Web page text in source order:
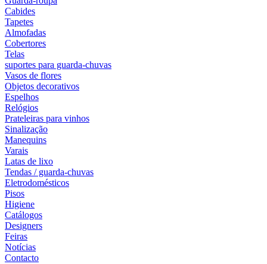
Cabides
Tapetes
Almofadas
Cobertores
Telas
suportes para guarda-chuvas
Vasos de flores
Objetos decorativos
Espelhos
Relógios
Prateleiras para vinhos
Sinalização
Manequins
Varais
Latas de lixo
Tendas / guarda-chuvas
Eletrodomésticos
Pisos
Higiene
Catálogos
Designers
Feiras
Notícias
Contacto